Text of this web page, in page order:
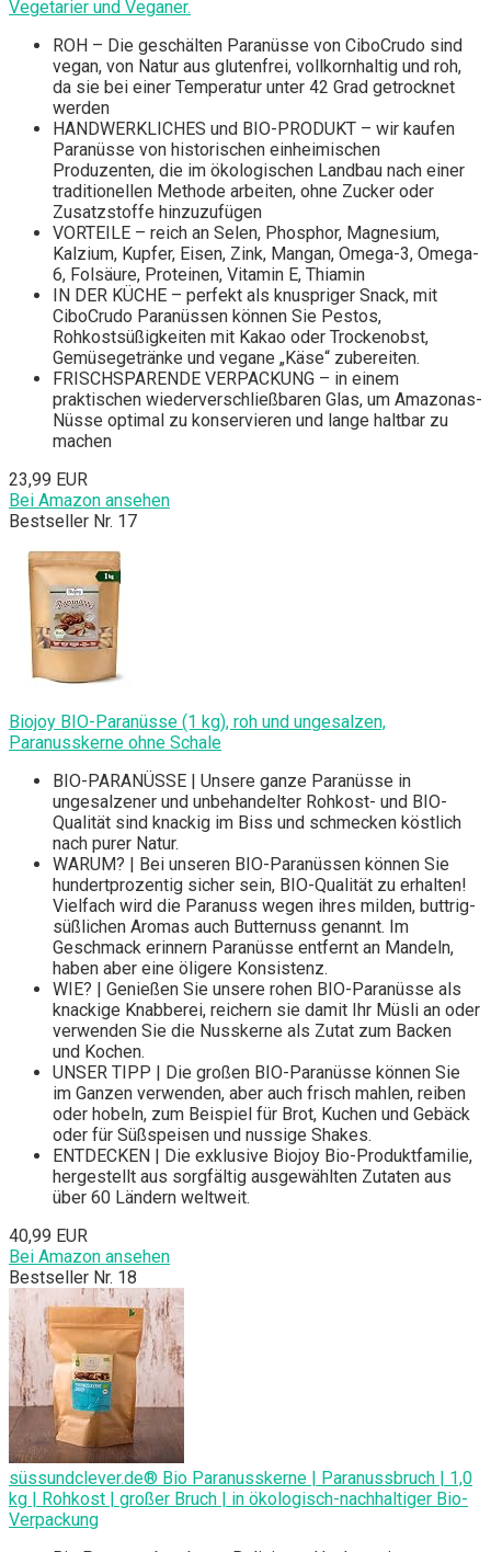
Vegetarier und Veganer.
ROH – Die geschälten Paranüsse von CiboCrudo sind
vegan, von Natur aus glutenfrei, vollkornhaltig und roh,
da sie bei einer Temperatur unter 42 Grad getrocknet
werden
HANDWERKLICHES und BIO-PRODUKT – wir kaufen
Paranüsse von historischen einheimischen
Produzenten, die im ökologischen Landbau nach einer
traditionellen Methode arbeiten, ohne Zucker oder
Zusatzstoffe hinzuzufügen
VORTEILE – reich an Selen, Phosphor, Magnesium,
Kalzium, Kupfer, Eisen, Zink, Mangan, Omega-3, Omega-
6, Folsäure, Proteinen, Vitamin E, Thiamin
IN DER KÜCHE – perfekt als knuspriger Snack, mit
CiboCrudo Paranüssen können Sie Pestos,
Rohkostsüßigkeiten mit Kakao oder Trockenobst,
Gemüsegetränke und vegane „Käse“ zubereiten.
FRISCHSPARENDE VERPACKUNG – in einem
praktischen wiederverschließbaren Glas, um Amazonas-
Nüsse optimal zu konservieren und lange haltbar zu
machen
23,99 EUR
Bei Amazon ansehen
Bestseller Nr. 17
Biojoy BIO-Paranüsse (1 kg), roh und ungesalzen,
Paranusskerne ohne Schale
BIO-PARANÜSSE | Unsere ganze Paranüsse in
ungesalzener und unbehandelter Rohkost- und BIO-
Qualität sind knackig im Biss und schmecken köstlich
nach purer Natur.
WARUM? | Bei unseren BIO-Paranüssen können Sie
hundertprozentig sicher sein, BIO-Qualität zu erhalten!
Vielfach wird die Paranuss wegen ihres milden, buttrig-
süßlichen Aromas auch Butternuss genannt. Im
Geschmack erinnern Paranüsse entfernt an Mandeln,
haben aber eine öligere Konsistenz.
WIE? | Genießen Sie unsere rohen BIO-Paranüsse als
knackige Knabberei, reichern sie damit Ihr Müsli an oder
verwenden Sie die Nusskerne als Zutat zum Backen
und Kochen.
UNSER TIPP | Die großen BIO-Paranüsse können Sie
im Ganzen verwenden, aber auch frisch mahlen, reiben
oder hobeln, zum Beispiel für Brot, Kuchen und Gebäck
oder für Süßspeisen und nussige Shakes.
ENTDECKEN | Die exklusive Biojoy Bio-Produktfamilie,
hergestellt aus sorgfältig ausgewählten Zutaten aus
über 60 Ländern weltweit.
40,99 EUR
Bei Amazon ansehen
Bestseller Nr. 18
süssundclever.de® Bio Paranusskerne | Paranussbruch | 1,0
kg | Rohkost | großer Bruch | in ökologisch-nachhaltiger Bio-
Verpackung